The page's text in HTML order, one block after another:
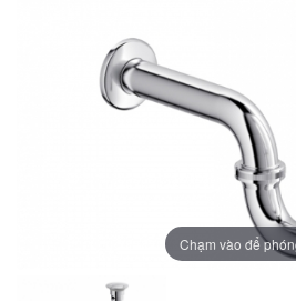
Chạm vào để